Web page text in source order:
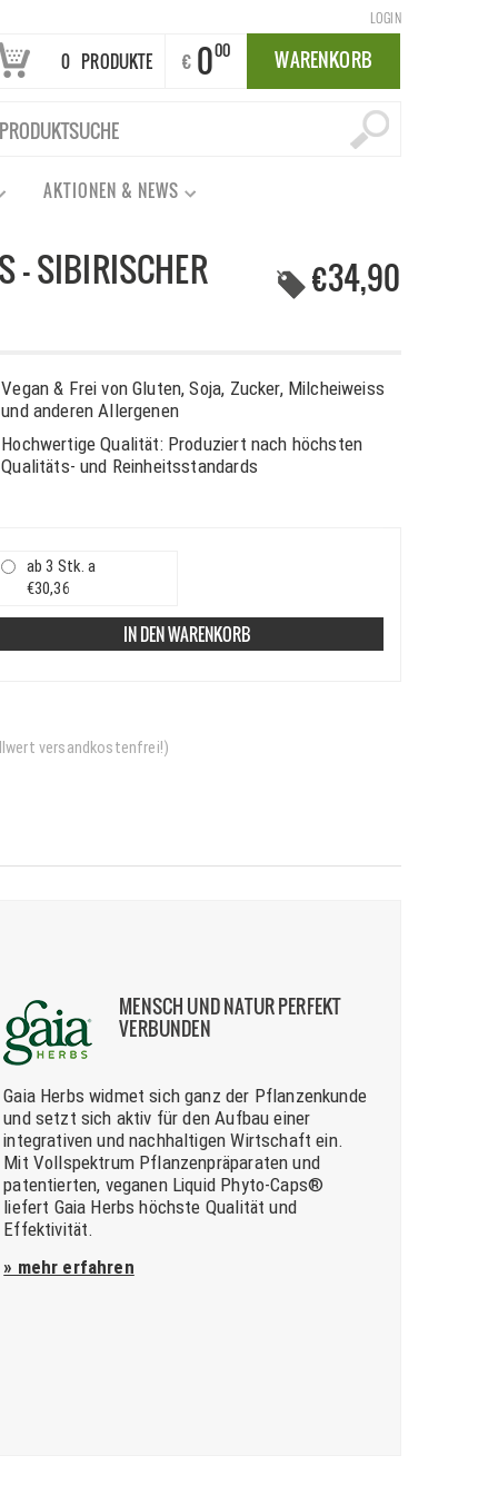
LOGIN
0 PRODUKTE € 000 WARENKORB
AKTIONEN & NEWS
– SIBIRISCHER €34,90
Vegan & Frei von Gluten, Soja, Zucker, Milcheiweiss
und anderen Allergenen
Hochwertige Qualität: Produziert nach höchsten
Qualitäts- und Reinheitsstandards
ab 3 Stk. a
€30,36
IN DEN WARENKORB
versandkostenfrei!)
MENSCH UND NATUR PERFEKT
VERBUNDEN
Gaia Herbs widmet sich ganz der Pflanzenkunde
und setzt sich aktiv für den Aufbau einer
integrativen und nachhaltigen Wirtschaft ein.
Mit Vollspektrum Pflanzenpräparaten und
patentierten, veganen Liquid Phyto-Caps®
liefert Gaia Herbs höchste Qualität und
Effektivität.
» mehr erfahren